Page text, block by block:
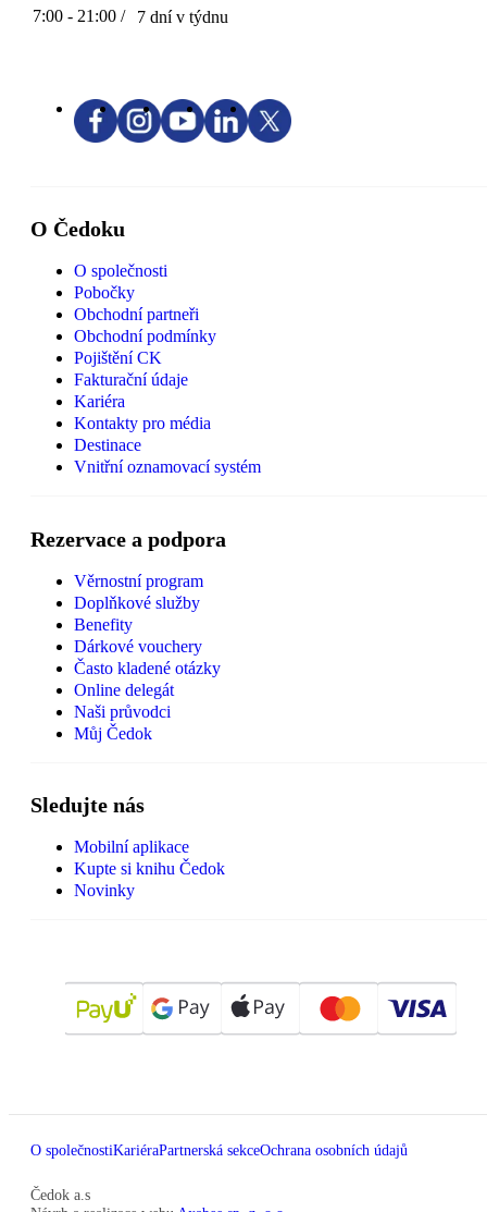
7:00 - 21:00 / 7 dní v týdnu
O Čedoku
O společnosti
Pobočky
Obchodní partneři
Obchodní podmínky
Pojištění CK
Fakturační údaje
Kariéra
Kontakty pro média
Destinace
Vnitřní oznamovací systém
Rezervace a podpora
Věrnostní program
Doplňkové služby
Benefity
Dárkové vouchery
Často kladené otázky
Online delegát
Naši průvodci
Můj Čedok
Sledujte nás
Mobilní aplikace
Kupte si knihu Čedok
Novinky
O společnostiKariéraPartnerská sekceOchrana osobních údajů
Čedok a.s